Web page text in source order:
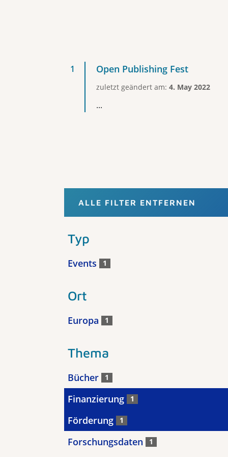
Open Publishing Fest
zuletzt geändert am: 4. May 2022
...
ALLE FILTER ENTFERNEN
Typ
Events 1
Ort
Europa 1
Thema
Bücher 1
Finanzierung 1
Förderung 1
Forschungsdaten 1